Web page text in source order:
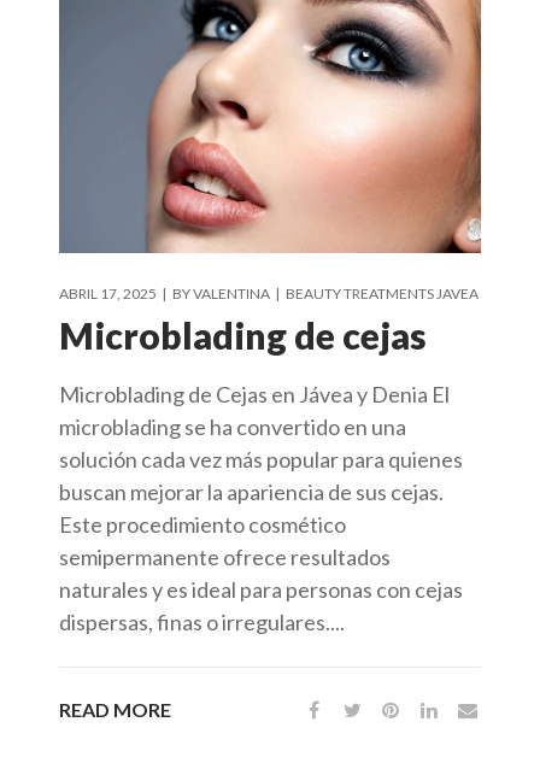
ABRIL 17, 2025 BYVALENTINA BEAUTY TREATMENTS JAVEA
Microblading de cejas
Microblading de Cejas en Jávea y Denia El
microblading se ha convertido en una
solución cada vez más popular para quienes
buscan mejorar la apariencia de sus cejas.
Este procedimiento cosmético
semipermanente ofrece resultados
naturales y es ideal para personas con cejas
dispersas, finas o irregulares....
READ MORE